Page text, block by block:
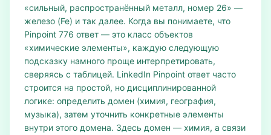
«сильный, распространённый металл, номер 26» —
железо (Fe) и так далее. Когда вы понимаете, что
Pinpoint 776 ответ — это класс объектов
«химические элементы», каждую следующую
подсказку намного проще интерпретировать,
сверяясь с таблицей. LinkedIn Pinpoint ответ часто
строится на простой, но дисциплинированной
логике: определить домен (химия, география,
музыка), затем уточнить конкретные элементы
внутри этого домена. Здесь домен — химия, а связи